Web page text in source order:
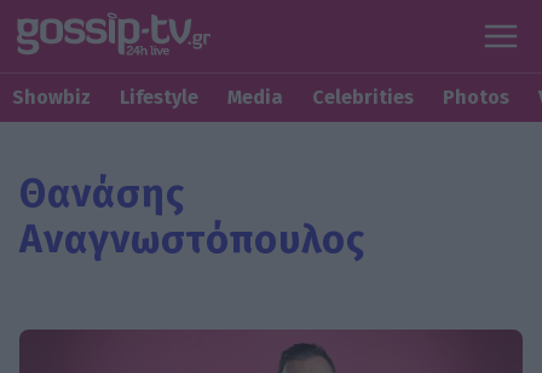
Showbiz Lifestyle Media Celebrities Photos
Θανάσης
Αναγνωστόπουλος